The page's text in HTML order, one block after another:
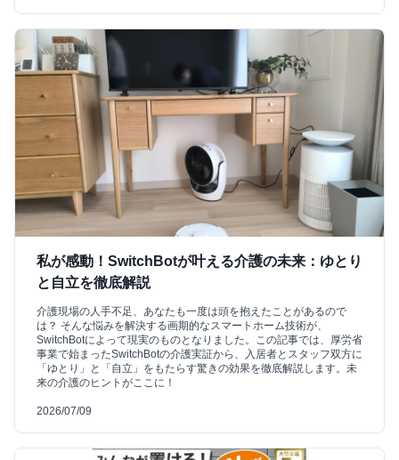
私が感動！SwitchBotが叶える介護の未来：ゆとり
と自立を徹底解説
介護現場の人手不足、あなたも一度は頭を抱えたことがあるので
は？ そんな悩みを解決する画期的なスマートホーム技術が、
SwitchBotによって現実のものとなりました。この記事では、厚労省
事業で始まったSwitchBotの介護実証から、入居者とスタッフ双方に
「ゆとり」と「自立」をもたらす驚きの効果を徹底解説します。未
来の介護のヒントがここに！
2026/07/09